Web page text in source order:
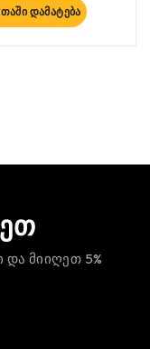
ᲓᲐᲛᲐᲢᲔᲑᲐ
მიიღეთ 5%